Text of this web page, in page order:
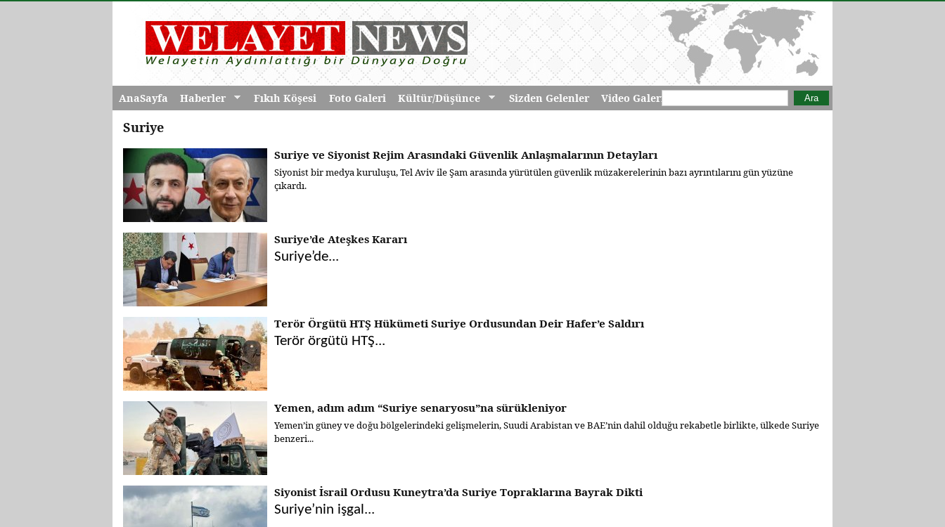
AnaSayfa Haberler Fıkıh Köşesi Foto Galeri Kültür/Düşünce Sizden Gelenler Video GaleriArama formu
Ara
Suriye
Suriye ve Siyonist Rejim Arasındaki Güvenlik Anlaşmalarının Detayları
Siyonist bir medya kuruluşu, Tel Aviv ile Şam arasında yürütülen güvenlik müzakerelerinin bazı ayrıntılarını gün yüzüne
çıkardı.
Suriye’de Ateşkes Kararı
Suriye’de...
Terör Örgütü HTŞ Hükümeti Suriye Ordusundan Deir Hafer’e Saldırı
Terör örgütü HTŞ...
Yemen, adım adım “Suriye senaryosu”na sürükleniyor
Yemen’in güney ve doğu bölgelerindeki gelişmelerin, Suudi Arabistan ve BAE’nin dahil olduğu rekabetle birlikte, ülkede Suriye
benzeri...
Siyonist İsrail Ordusu Kuneytra’da Suriye Topraklarına Bayrak Dikti
Suriye’nin işgal...